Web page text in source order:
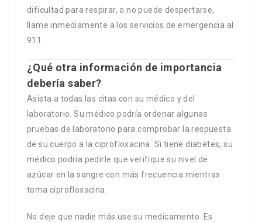
dificultad para respirar, o no puede despertarse,
llame inmediamente a los servicios de emergencia al
911.
¿Qué otra información de importancia
debería saber?
Asista a todas las citas con su médico y del
laboratorio. Su médico podría ordenar algunas
pruebas de laboratorio para comprobar la respuesta
de su cuerpo a la ciprofloxacina. Si tiene diabetes, su
médico podría pedirle que verifique su nivel de
azúcar en la sangre con más frecuencia mientras
toma ciprofloxacina.
No deje que nadie más use su medicamento. Es